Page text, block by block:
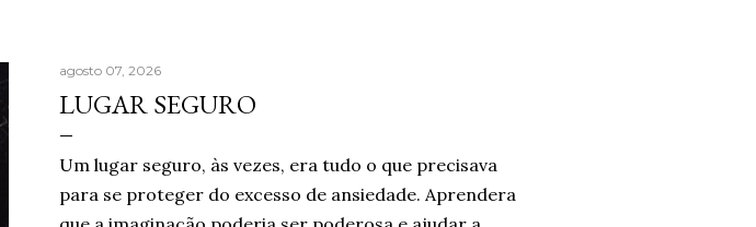
agosto 07, 2026
LUGAR SEGURO
Um lugar seguro, às vezes, era tudo o que precisava
para se proteger do excesso de ansiedade. Aprendera